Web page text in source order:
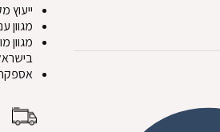
ייעוץ
מגוון
מגוון
אספקה עד 5